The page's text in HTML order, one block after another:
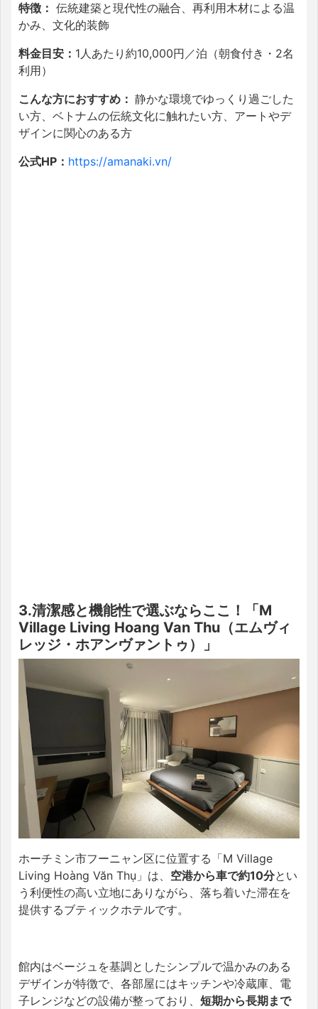
特徴： 伝統建築と現代性の融合、再利用木材による温
かみ、文化的装飾
料金目安： 1人あたり約10,000円／泊（朝食付き・2名
利用）
こんな方におすすめ： 静かな環境でゆっくり過ごした
い方、ベトナムの伝統文化に触れたい方、アートやデ
ザインに関心のある方
公式HP： https://amanaki.vn/
3.清潔感と機能性で選ぶならここ！「M
Village Living Hoang Van Thu（エムヴィ
レッジ・ホアンヴァントゥ）」
ホーチミン市フーニャン区に位置する「M Village
Living Hoàng Văn Thụ」は、 空港から車で約10分とい
う利便性の高い立地にありながら、落ち着いた滞在を
提供するブティックホテルです。​
館内はベージュを基調としたシンプルで温かみのある
デザインが特徴で、各部屋にはキッチンや冷蔵庫、電
子レンジなどの設備が整っており、 短期から長期まで